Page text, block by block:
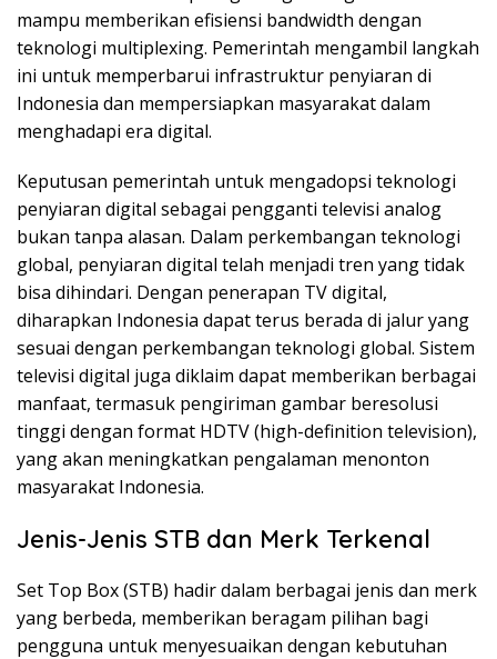
mampu memberikan efisiensi bandwidth dengan
teknologi multiplexing. Pemerintah mengambil langkah
ini untuk memperbarui infrastruktur penyiaran di
Indonesia dan mempersiapkan masyarakat dalam
menghadapi era digital.
Keputusan pemerintah untuk mengadopsi teknologi
penyiaran digital sebagai pengganti televisi analog
bukan tanpa alasan. Dalam perkembangan teknologi
global, penyiaran digital telah menjadi tren yang tidak
bisa dihindari. Dengan penerapan TV digital,
diharapkan Indonesia dapat terus berada di jalur yang
sesuai dengan perkembangan teknologi global. Sistem
televisi digital juga diklaim dapat memberikan berbagai
manfaat, termasuk pengiriman gambar beresolusi
tinggi dengan format HDTV (high-definition television),
yang akan meningkatkan pengalaman menonton
masyarakat Indonesia.
Jenis-Jenis STB dan Merk Terkenal
Set Top Box (STB) hadir dalam berbagai jenis dan merk
yang berbeda, memberikan beragam pilihan bagi
pengguna untuk menyesuaikan dengan kebutuhan